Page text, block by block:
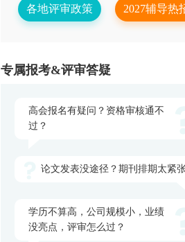
各地评审政策 2027辅导热
专属报考&评审答疑
高会报名有疑问？资格审核通不
过？
论文发表没途径？期刊排期太紧
学历不算高，公司规模小，业绩
没亮点，评审怎么过？